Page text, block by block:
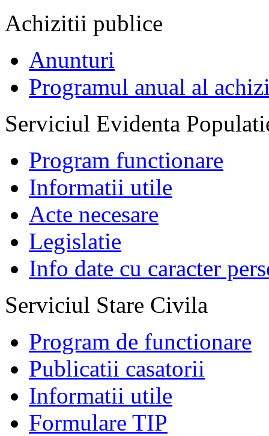
Achizitii publice
Anunturi
Programul anual al
Serviciul Evidenta
Program functionare
Informatii utile
Acte necesare
Legislatie
Info date cu caracter
Serviciul Stare Civila
Program de functionare
Publicatii casatorii
Informatii utile
Formulare TIP